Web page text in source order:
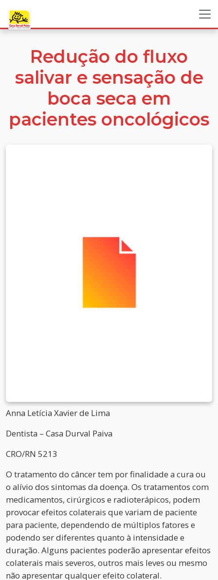
Redução do fluxo
salivar e sensação de
boca seca em
pacientes oncológicos
Anna Letícia Xavier de Lima
Dentista – Casa Durval Paiva
CRO/RN 5213
O tratamento do câncer tem por finalidade a cura ou
o alívio dos sintomas da doença. Os tratamentos com
medicamentos, cirúrgicos e radioterápicos, podem
provocar efeitos colaterais que variam de paciente
para paciente, dependendo de múltiplos fatores e
podendo ser diferentes quanto à intensidade e
duração. Alguns pacientes poderão apresentar efeitos
colaterais mais severos, outros mais leves ou mesmo
não apresentar qualquer efeito colateral.